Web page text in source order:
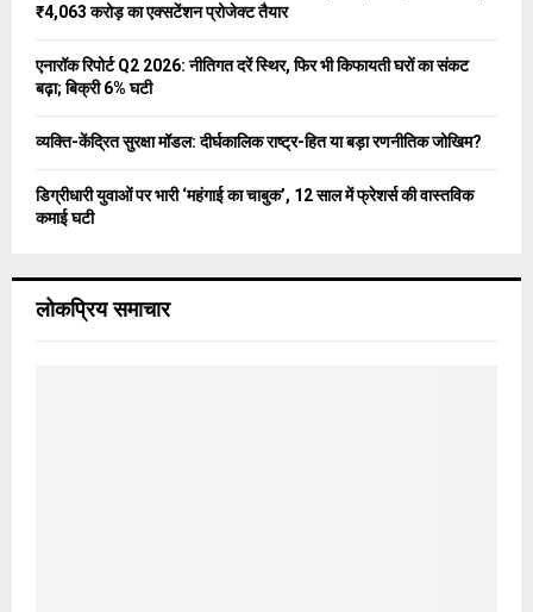
₹4,063 करोड़ का एक्सटेंशन प्रोजेक्ट तैयार
एनारॉक रिपोर्ट Q2 2026: नीतिगत दरें स्थिर, फिर भी किफायती घरों का संकट
बढ़ा; बिक्री 6% घटी
व्यक्ति-केंद्रित सुरक्षा मॉडल: दीर्घकालिक राष्ट्र-हित या बड़ा रणनीतिक जोखिम?
डिग्रीधारी युवाओं पर भारी ‘महंगाई का चाबुक’, 12 साल में फ्रेशर्स की वास्तविक
कमाई घटी
लोकप्रिय समाचार